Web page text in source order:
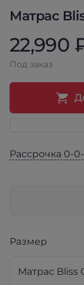
Матрас
22,990
Под заказ
Рассрочка 0-
Размер